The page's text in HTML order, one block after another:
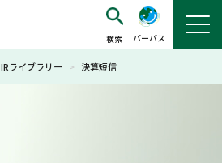
パーパス
IRライブラリー > 決算短信